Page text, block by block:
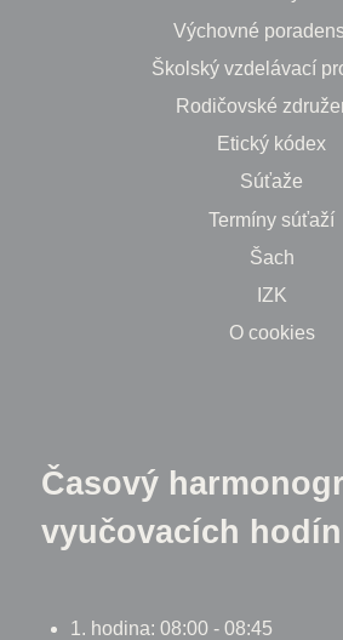
Výchovné
Školský vzdelávací
Rodičovské
Etický kódex
Súťaže
Termíny súťaží
Šach
IZK
O cookies
Časový
vyučovacích hodín
1. hodina: 08:00 - 08:45